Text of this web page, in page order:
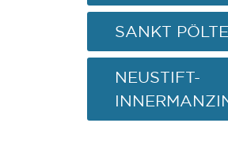
SANKT
NEUSTIFT-